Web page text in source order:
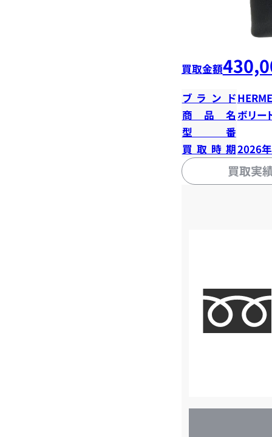
買取金額
ブランド
商品名ボリー
型番
買取時期2026
買取実